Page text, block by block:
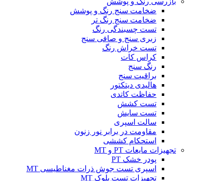
ضخامت سنج رنگ و پوشش
ضخامت سنج رنگ تر
تست چسبندگی رنگ
زبری سنج و صافی سنج
تست خراش رنگ
کراس کات
رنگ سنج
براقیت سنج
هالیدی دیتکتور
حفاظت کاتدی
تست کشش
تست سایش
سالت اسپری
مقاومت در برابر نور زنون
استحکام کششی
تجهیزات مایعات PT و MT
پودر خشک PT
اسپری تست جوش ذرات مغناطیسی MT
تجهیزات تست بلوک MT